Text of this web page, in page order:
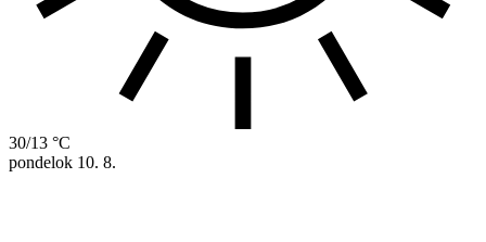
30/13 °C
pondelok 10. 8.